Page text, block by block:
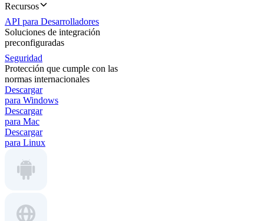
Recursos
API para Desarrolladores
Soluciones de integración
preconfiguradas
Seguridad
Protección que cumple con las
normas internacionales
Descargar
para Windows
Descargar
para Mac
Descargar
para Linux